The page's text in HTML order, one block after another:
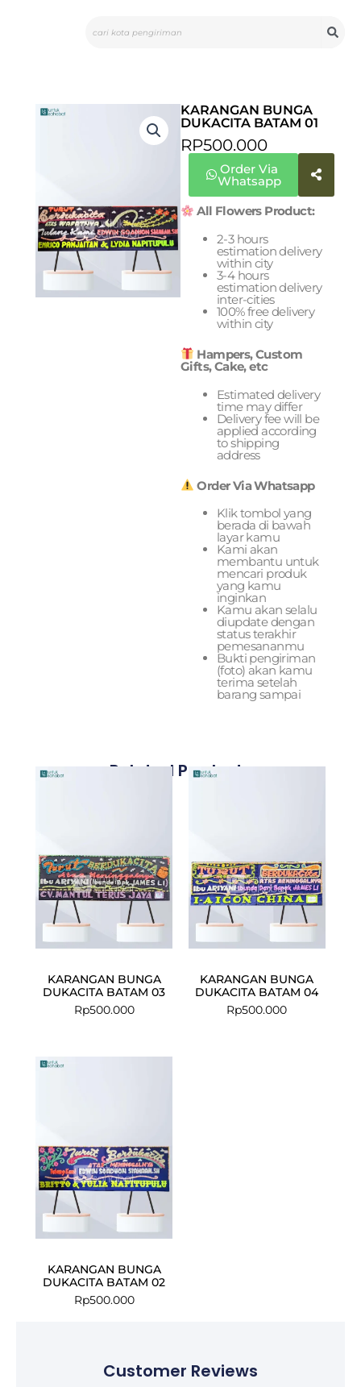
KARANGAN BUNGA
DUKACITA BATAM 01
RP500.000
Order Via
Whatsapp
All Flowers Product:
2-3 hours
estimation delivery
within city
3-4 hours
estimation delivery
inter-cities
100% free delivery
within city
Hampers, Custom
Gifts, Cake, etc
Estimated delivery
time may differ
Delivery fee will be
applied according
to shipping
address
Order Via Whatsapp
Klik tombol yang
berada di bawah
layar kamu
Kami akan
membantu untuk
mencari produk
yang kamu
inginkan
Kamu akan selalu
diupdate dengan
status terakhir
pemesananmu
Bukti pengiriman
(foto) akan kamu
terima setelah
barang sampai
Related Products
KARANGAN BUNGA
DUKACITA BATAM 03
Rp500.000
KARANGAN BUNGA
DUKACITA BATAM 04
Rp500.000
KARANGAN BUNGA
DUKACITA BATAM 02
Rp500.000
Customer Reviews